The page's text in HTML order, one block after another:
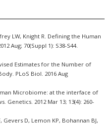
LW, Knight R. Defining the Human
Aug; 70(Suppl 1): S38-S44.
Estimates for the Number of
PLoS Biol. 2016 Aug
Microbiome: at the interface of
Genetics. 2012 Mar 13; 13(4): 260-
Gevers D, Lemon KP, Bohannan BJ,